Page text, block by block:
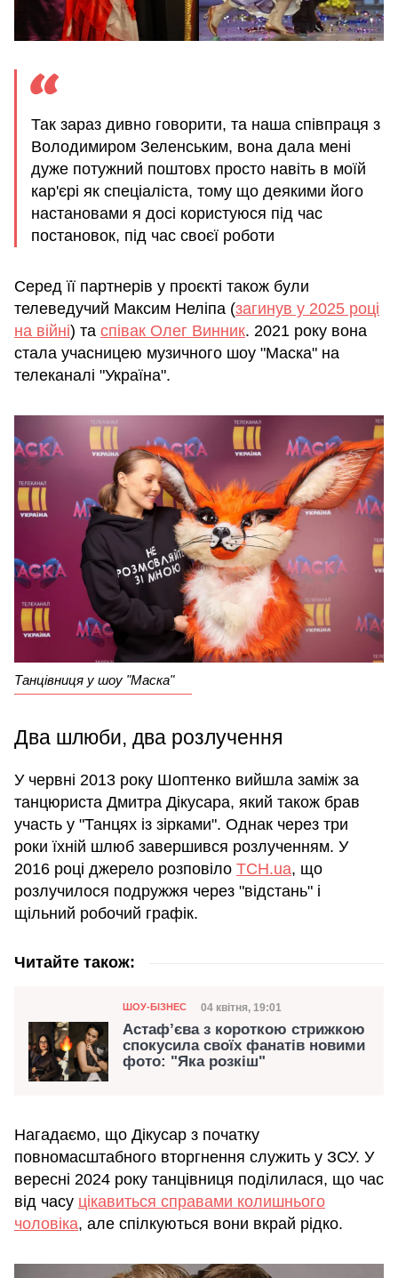
Так зараз дивно говорити, та наша співпраця з
Володимиром Зеленським, вона дала мені
дуже потужний поштовх просто навіть в моїй
кар'єрі як спеціаліста, тому що деякими його
настановами я досі користуюся під час
постановок, під час своєї роботи
Серед її партнерів у проєкті також були
телеведучий Максим Неліпа (загинув у 2025 році
на війні) та співак Олег Винник. 2021 року вона
стала учасницею музичного шоу "Маска" на
телеканалі "Україна".
Танцівниця у шоу "Маска"
Два шлюби, два розлучення
У червні 2013 року Шоптенко вийшла заміж за
танцюриста Дмитра Дікусара, який також брав
участь у "Танцях із зірками". Однак через три
роки їхній шлюб завершився розлученням. У
2016 році джерело розповіло ТСН.ua, що
розлучилося подружжя через "відстань" і
щільний робочий графік.
Читайте також:
Категорія
ШОУ-БІЗНЕС Дата публікації
04 квітня, 19:01
Астаф’єва з короткою стрижкою
спокусила своїх фанатів новими
фото: "Яка розкіш"
Нагадаємо, що Дікусар з початку
повномасштабного вторгнення служить у ЗСУ. У
вересні 2024 року танцівниця поділилася, що час
від часу цікавиться справами колишнього
чоловіка, але спілкуються вони вкрай рідко.